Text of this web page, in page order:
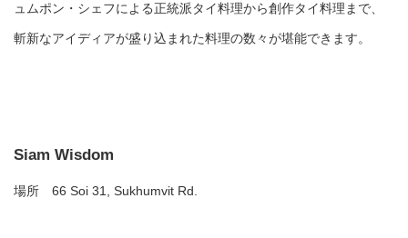
ュムポン・シェフによる正統派タイ料理から創作タイ料理まで、
斬新なアイディアが盛り込まれた料理の数々が堪能できます。
Siam Wisdom
場所 66 Soi 31, Sukhumvit Rd.